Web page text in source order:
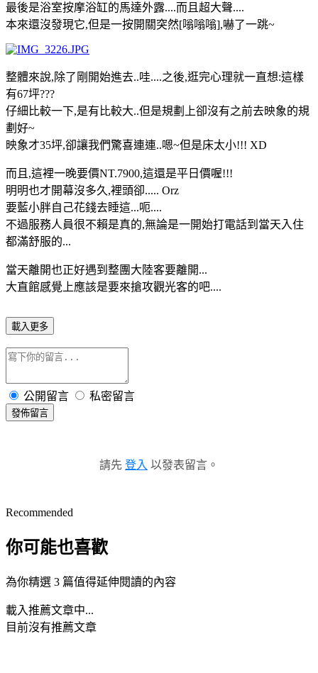
最後是浴室按摩浴缸的馬達外露....而且超大聲....
本來還沒發現它,但是一按開關突然[嗡嗡嗡],嚇了一跳~
整體來說,除了剛開始進去..哇....之後,逛完心理就一直想:這樣
有67坪???
仔細比較一下,是有比較大..但是規劃上卻沒有之前去映象的規
劃好~
映象才35坪,卻讓我們驚喜連連..嗯~但是床太小!!! XD
而且,這裡一晚要價NT.7900,這還是平日價喔!!!
明明也才開幕沒多久,裡頭卻..... Orz
要藍小胖自己花錢去睡這...呃....
不過服務人員很不賴是真的,無論是一開始打電話到當天入住
都滿舒服的...
當天離開也正好遇到整團大陸客要離開...
大直館感覺上應該是要來搶攻觀光客的吧....
載入更多
公開留言 私密留言
發佈留言
請先 登入 以發表留言。
Recommended
你可能也喜歡
為你精選 3 篇值得延伸閱讀的內容
載入推薦文章中...
目前沒有推薦文章